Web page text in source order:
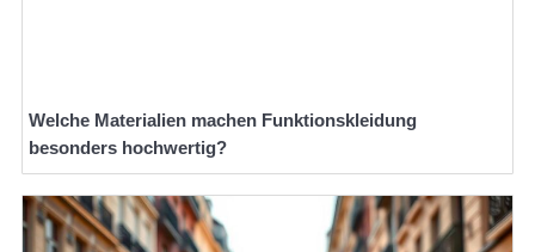
Welche Materialien machen Funktionskleidung
besonders hochwertig?